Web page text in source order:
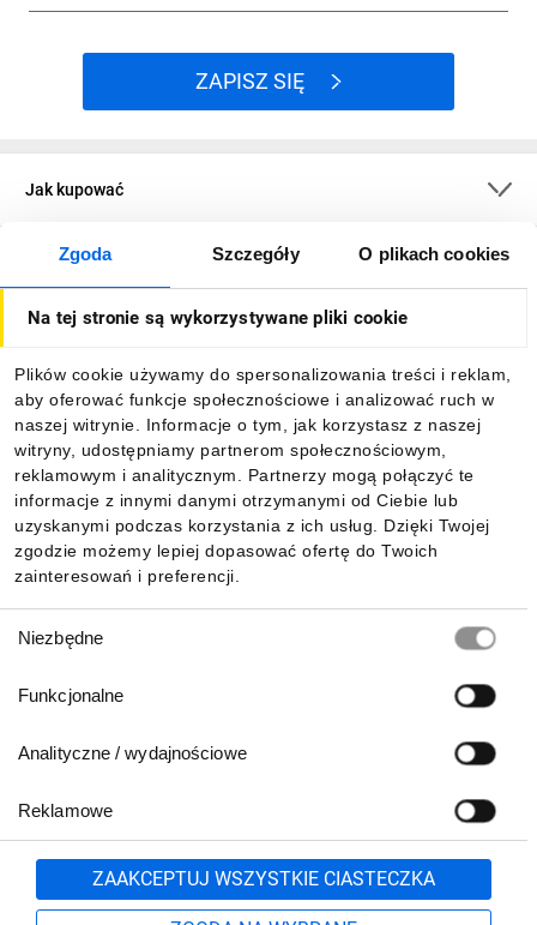
Zgoda Szczegóły O plikach cookies
Na tej stronie są wykorzystywane pliki cookie
Plików cookie używamy do spersonalizowania treści i reklam,
aby oferować funkcje społecznościowe i analizować ruch w
naszej witrynie. Informacje o tym, jak korzystasz z naszej
witryny, udostępniamy partnerom społecznościowym,
reklamowym i analitycznym. Partnerzy mogą połączyć te
informacje z innymi danymi otrzymanymi od Ciebie lub
uzyskanymi podczas korzystania z ich usług. Dzięki Twojej
zgodzie możemy lepiej dopasować ofertę do Twoich
zainteresowań i preferencji.
zgody
Niezbędne
Funkcjonalne
Analityczne / wydajnościowe
Reklamowe
ZAAKCEPTUJ WSZYSTKIE CIASTECZKA
ZAPISZ SIĘ
Jak kupować
O firmie
Informacje
Pobierz naszą aplikację mobilną:
801 500 700 lub
71 37 61 600